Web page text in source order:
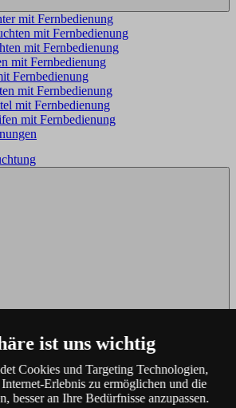
mit Fernbedienung
mit Fernbedienung
mit Fernbedienung
mit Fernbedienung
Fernbedienung
mit Fernbedienung
mit Fernbedienung
mit Fernbedienung
ist uns wichtig
Cookies und Targeting Technologien,
Erlebnis zu ermöglichen und die
besser an Ihre Bedürfnisse anzupassen.